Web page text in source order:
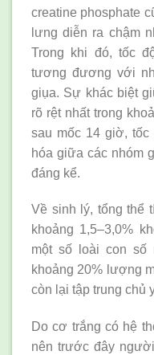
creatine phosphate
lưng diễn ra chậm
Trong khi đó, tốc
tương đương với
giụa. Sự khác biệt
rõ rệt nhất trong
sau mốc 14 giờ,
hóa giữa các nhóm
đáng kể.
Về sinh lý, tổng thể
khoảng 1,5–3,0%
một số loài con số
khoảng 20% lượng
còn lại tập trung chủ
Do cơ trắng có hệ
nên trước đây